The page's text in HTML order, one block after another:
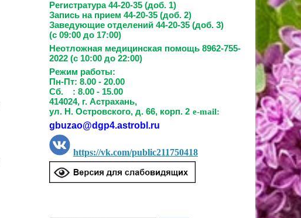
Регистратура 44-20-35 (доб. 1)
Запись на прием 44-20-35 (доб. 2)
Заведующие отделений 44-20-35 (доб. 3)
(с 09:00 до 17:00)
Неотложная медицинская помощь 8962-755-
2022 (с 10:00 до 22:00)
Режим работы:
Пн-Пт: 8.00 - 20.00
Сб. : 8.00 - 15.00
414024, г. Астрахань,
ул. Н. Островского, д. 66, корп. 2 e-mail:
gbuzao@dgp4.astrobl.ru
https://vk.com/public211750418